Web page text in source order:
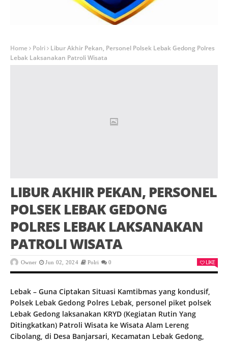
Home Polri
Libur Akhir Pekan, Personel Polsek Lebak Gedong Polres
Lebak Laksanakan Patroli Wisata
LIBUR AKHIR PEKAN, PERSONEL
POLSEK LEBAK GEDONG
POLRES LEBAK LAKSANAKAN
PATROLI WISATA
Owner Jun 02, 2024 Polri 0 LIKE
Lebak – Guna Ciptakan Situasi Kamtibmas yang kondusif,
Polsek Lebak Gedong Polres Lebak, personel piket polsek
Lebak Gedong laksanakan KRYD (Kegiatan Rutin Yang
Ditingkatkan) Patroli Wisata ke Wisata Alam Lereng
Cibolang, di Desa Banjarsari, Kecamatan Lebak Gedong,